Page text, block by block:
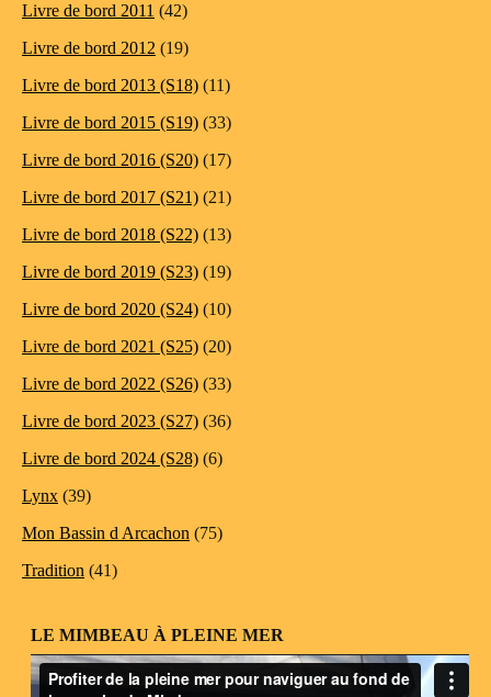
Livre de bord 2011 (42)
Livre de bord 2012 (19)
Livre de bord 2013 (S18) (11)
Livre de bord 2015 (S19) (33)
Livre de bord 2016 (S20) (17)
Livre de bord 2017 (S21) (21)
Livre de bord 2018 (S22) (13)
Livre de bord 2019 (S23) (19)
Livre de bord 2020 (S24) (10)
Livre de bord 2021 (S25) (20)
Livre de bord 2022 (S26) (33)
Livre de bord 2023 (S27) (36)
Livre de bord 2024 (S28) (6)
Lynx (39)
Mon Bassin d Arcachon (75)
Tradition (41)
LE MIMBEAU À PLEINE MER
Lecteur